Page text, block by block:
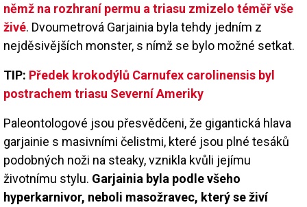
němž na rozhraní permu a triasu zmizelo téměř vše
živé. Dvoumetrová Garjainia byla tehdy jedním z
nejděsivějších monster, s nímž se bylo možné setkat.
TIP: Předek krokodýlů Carnufex carolinensis byl
postrachem triasu Severní Ameriky
Paleontologové jsou přesvědčeni, že gigantická hlava
garjainie s masivními čelistmi, které jsou plné tesáků
podobných noži na steaky, vznikla kvůli jejímu
životnímu stylu. Garjainia byla podle všeho
hyperkarnivor, neboli masožravec, který se živí